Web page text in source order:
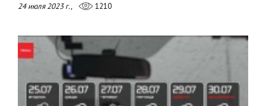
24 июля 2023 г., 1210